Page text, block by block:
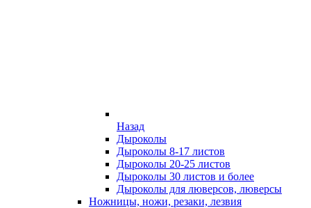
Назад
Дыроколы
Дыроколы 8-17 листов
Дыроколы 20-25 листов
Дыроколы 30 листов и более
Дыроколы для люверсов, люверсы
Ножницы, ножи, резаки, лезвия